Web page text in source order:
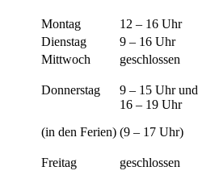
Montag
12 – 16 Uhr
Dienstag
9 – 16 Uhr
Mittwoch
geschlossen
Donnerstag
(in den Ferien)
9 – 15 Uhr und
16 – 19 Uhr
(9 – 17 Uhr)
Freitag geschlossen